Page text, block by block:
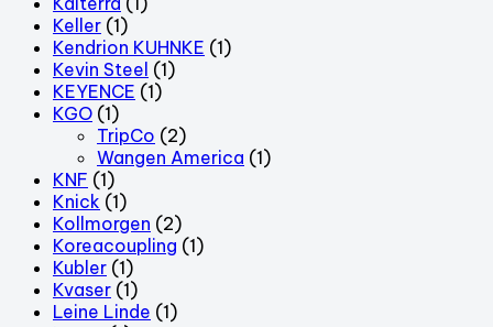
Keller (1)
Kendrion KUHNKE (1)
Kevin Steel (1)
KEYENCE (1)
KGO (1)
TripCo (2)
Wangen America (1)
KNF (1)
Knick (1)
Kollmorgen (2)
Koreacoupling (1)
Kubler (1)
Kvaser (1)
Leine Linde (1)